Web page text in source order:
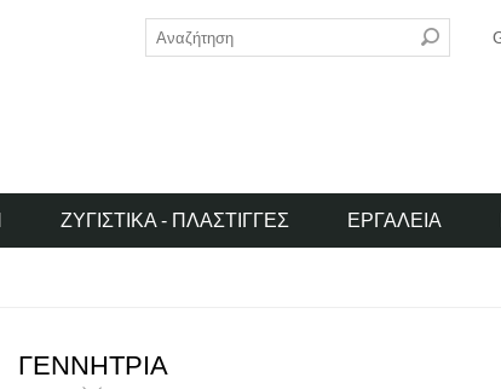
ΖΥΓΙΣΤΙΚΆ - ΠΛΆΣΤΙΓΓΕΣ ΕΡΓΑΛΕΊΑ
ΓΕΝΝΉΤΡΙΑ